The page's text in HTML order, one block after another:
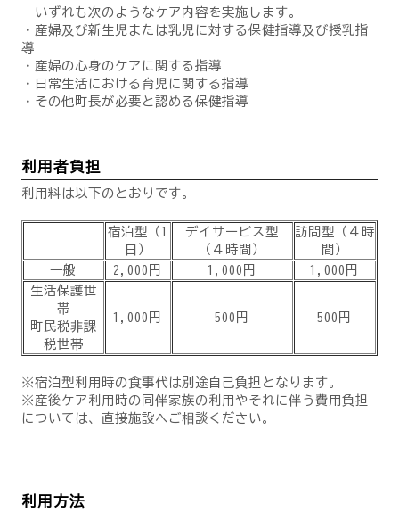
いずれも次のようなケア内容を実施します。
・産婦及び新生児または乳児に対する保健指導及び授乳指
導
・産婦の心身のケアに関する指導
・日常生活における育児に関する指導
・その他町長が必要と認める保健指導
利用者負担
利用料は以下のとおりです。
宿泊型（1
日）
デイサービス型
（４時間）
訪問型（４時
間）
一般
2,000円 1,000円
1,000円
生活保護世
帯
町民税非課
税世帯
1,000円 500円 500円
※宿泊型利用時の食事代は別途自己負担となります。
※産後ケア利用時の同伴家族の利用やそれに伴う費用負担
については、直接施設へご相談ください。
利用方法